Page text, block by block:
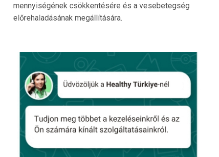
mennyiségének csökkentésére és a vesebetegség
előrehaladásának megállítására.